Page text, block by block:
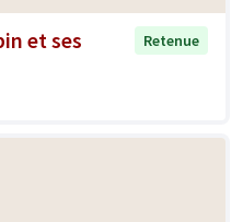
et ses
Retenue